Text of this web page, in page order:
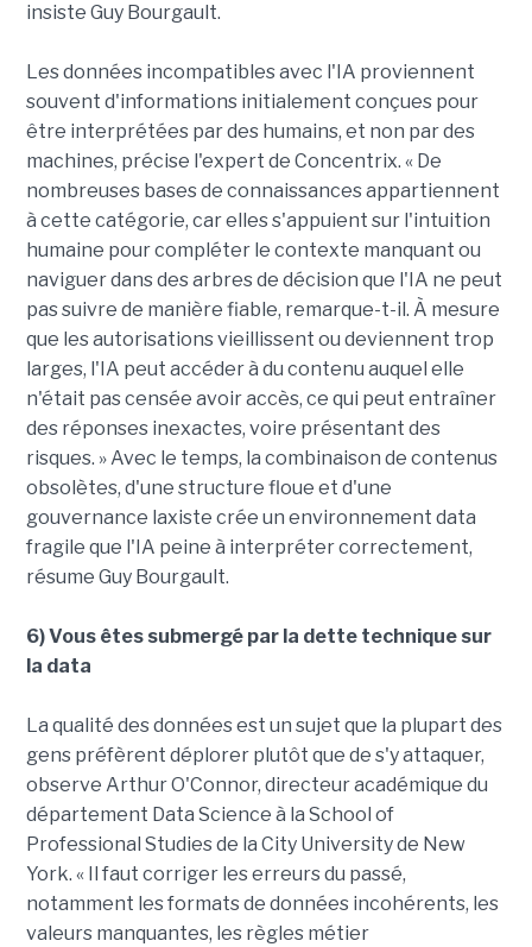
insiste Guy Bourgault.
Les données incompatibles avec l'IA proviennent
souvent d'informations initialement conçues pour
être interprétées par des humains, et non par des
machines, précise l'expert de Concentrix. « De
nombreuses bases de connaissances appartiennent
à cette catégorie, car elles s'appuient sur l'intuition
humaine pour compléter le contexte manquant ou
naviguer dans des arbres de décision que l'IA ne peut
pas suivre de manière fiable, remarque-t-il. À mesure
que les autorisations vieillissent ou deviennent trop
larges, l'IA peut accéder à du contenu auquel elle
n'était pas censée avoir accès, ce qui peut entraîner
des réponses inexactes, voire présentant des
risques. » Avec le temps, la combinaison de contenus
obsolètes, d'une structure floue et d'une
gouvernance laxiste crée un environnement data
fragile que l'IA peine à interpréter correctement,
résume Guy Bourgault.
6) Vous êtes submergé par la dette technique sur
la data
La qualité des données est un sujet que la plupart des
gens préfèrent déplorer plutôt que de s'y attaquer,
observe Arthur O'Connor, directeur académique du
département Data Science à la School of
Professional Studies de la City University de New
York. « Il faut corriger les erreurs du passé,
notamment les formats de données incohérents, les
valeurs manquantes, les règles métier